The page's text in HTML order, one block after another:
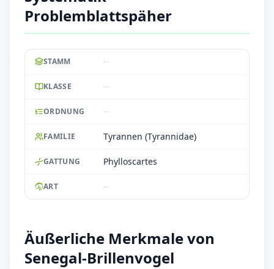
Problemblattspäher
STAMM --
KLASSE --
ORDNUNG --
FAMILIE Tyrannen (Tyrannidae)
GATTUNG Phylloscartes
ART --
Äußerliche Merkmale von
Senegal-Brillenvogel